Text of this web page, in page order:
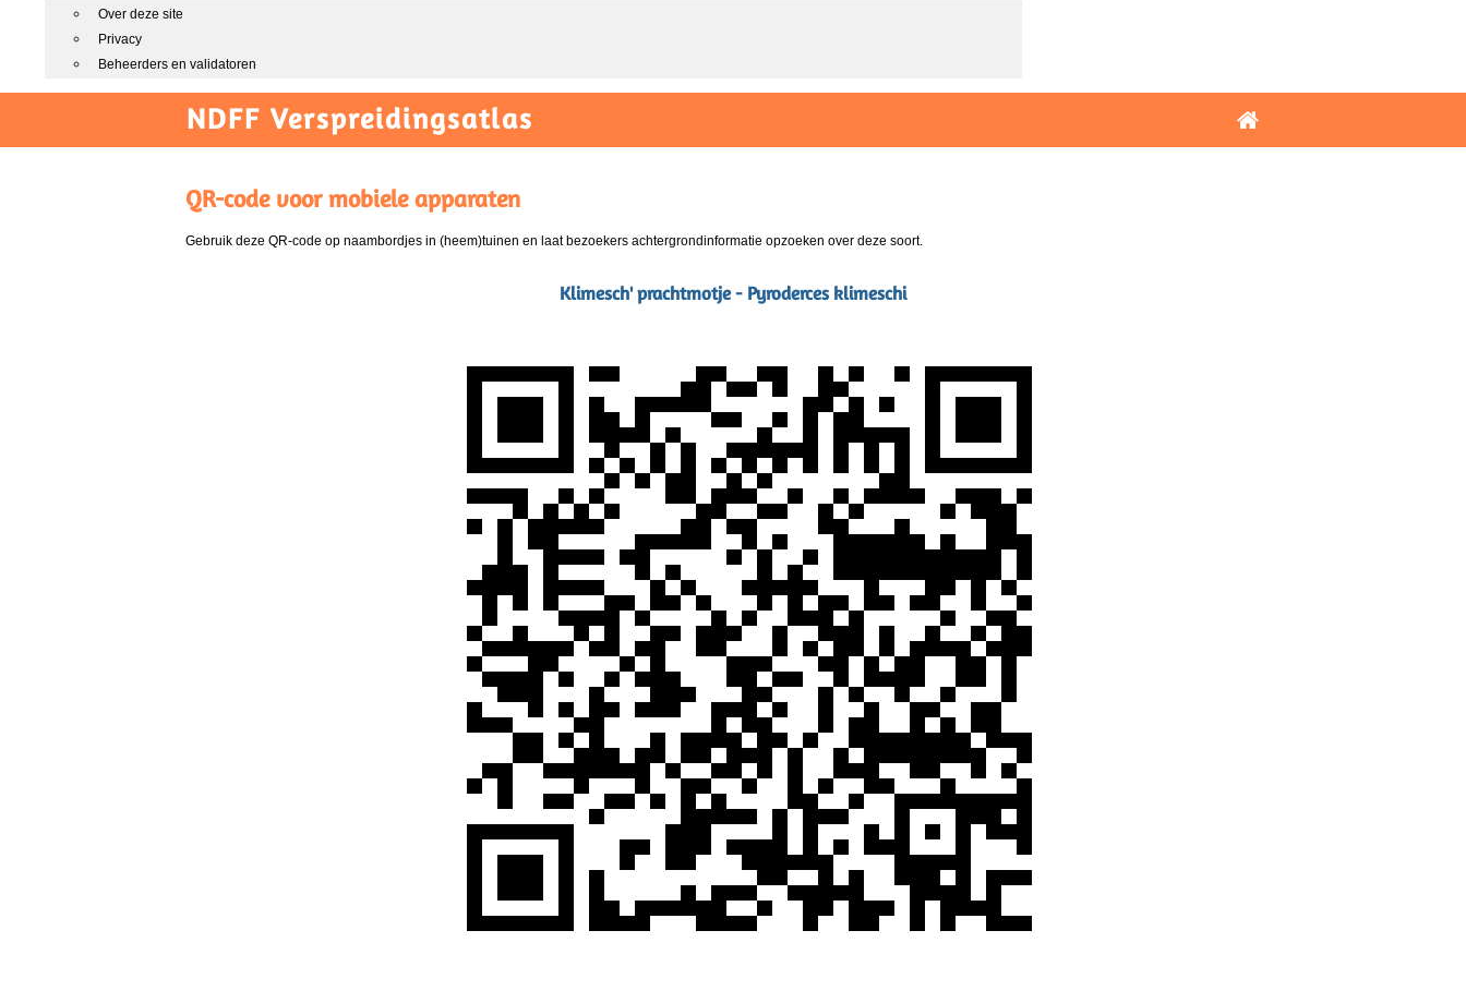
Over deze site
Privacy
Beheerders en validatoren
NDFF Verspreidingsatlas
QR-code voor mobiele apparaten
Gebruik deze QR-code op naambordjes in (heem)tuinen en laat bezoekers achtergrondinformatie opzoeken over deze soort.
Klimesch' prachtmotje - Pyroderces klimeschi